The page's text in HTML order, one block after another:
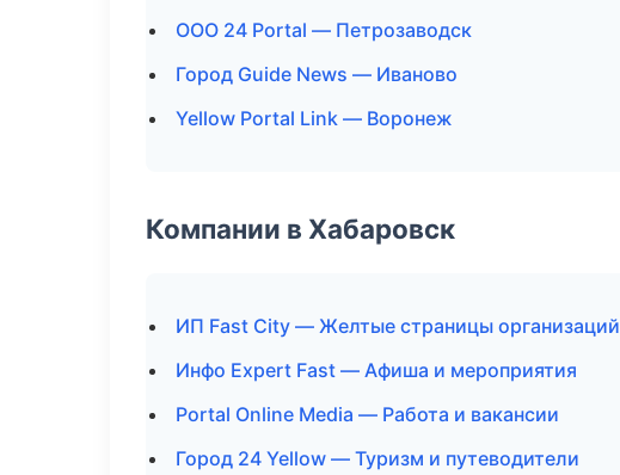
ООО 24 Portal — Петрозаводск
Город Guide News — Иваново
Yellow Portal Link — Воронеж
Компании в Хабаровск
ИП Fast City — Желтые страницы организаций
Инфо Expert Fast — Афиша и мероприятия
Portal Online Media — Работа и вакансии
Город 24 Yellow — Туризм и путеводители